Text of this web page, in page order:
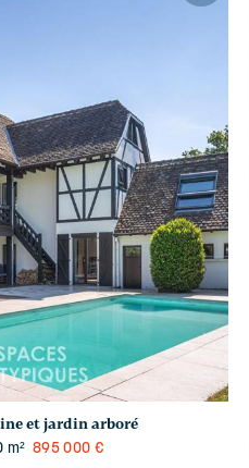
et jardin arboré
m² 895 000 €